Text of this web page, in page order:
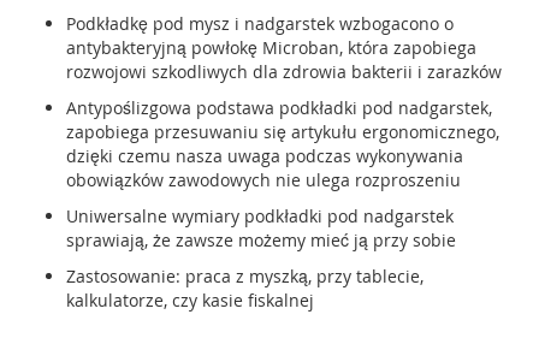
Podkładkę pod mysz i nadgarstek wzbogacono o
antybakteryjną powłokę Microban, która zapobiega
rozwojowi szkodliwych dla zdrowia bakterii i zarazków
Antypoślizgowa podstawa podkładki pod nadgarstek,
zapobiega przesuwaniu się artykułu ergonomicznego,
dzięki czemu nasza uwaga podczas wykonywania
obowiązków zawodowych nie ulega rozproszeniu
Uniwersalne wymiary podkładki pod nadgarstek
sprawiają, że zawsze możemy mieć ją przy sobie
Zastosowanie: praca z myszką, przy tablecie,
kalkulatorze, czy kasie fiskalnej